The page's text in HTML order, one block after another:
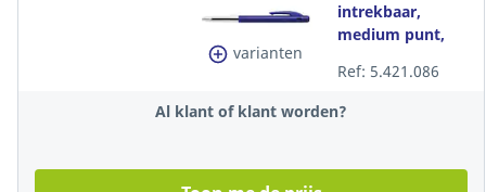
varianten
intrekbaar,
medium punt,
stuks + 10 gratis
Ref: 5.421.086
Al klant of klant worden?